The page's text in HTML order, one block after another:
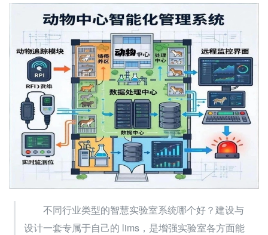
不同行业类型的智慧实验室系统哪个好？建设与
设计一套专属于自己的 lims，是增强实验室各方面能